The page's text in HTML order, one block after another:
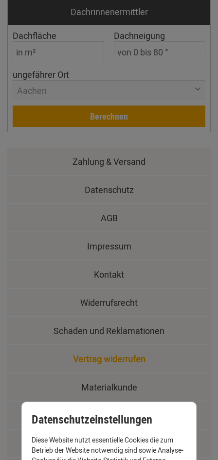
Dachrinnen­ermittler
Dachfläche Dachneigung
ungefährer Ort
Aachen
Berechnen
Zahlung & Versand
Datenschutz
AGB
Impressum
Kontakt
Widerrufsrecht
Schäden und Reklamationen
Vertrag widerrufen
Materialkunde
Fachbegriffe
Jobs
Datenschutzeinstellungen
Diese Website nutzt essentielle Cookies die zum
Betrieb der Website notwendig sind sowie Analyse-